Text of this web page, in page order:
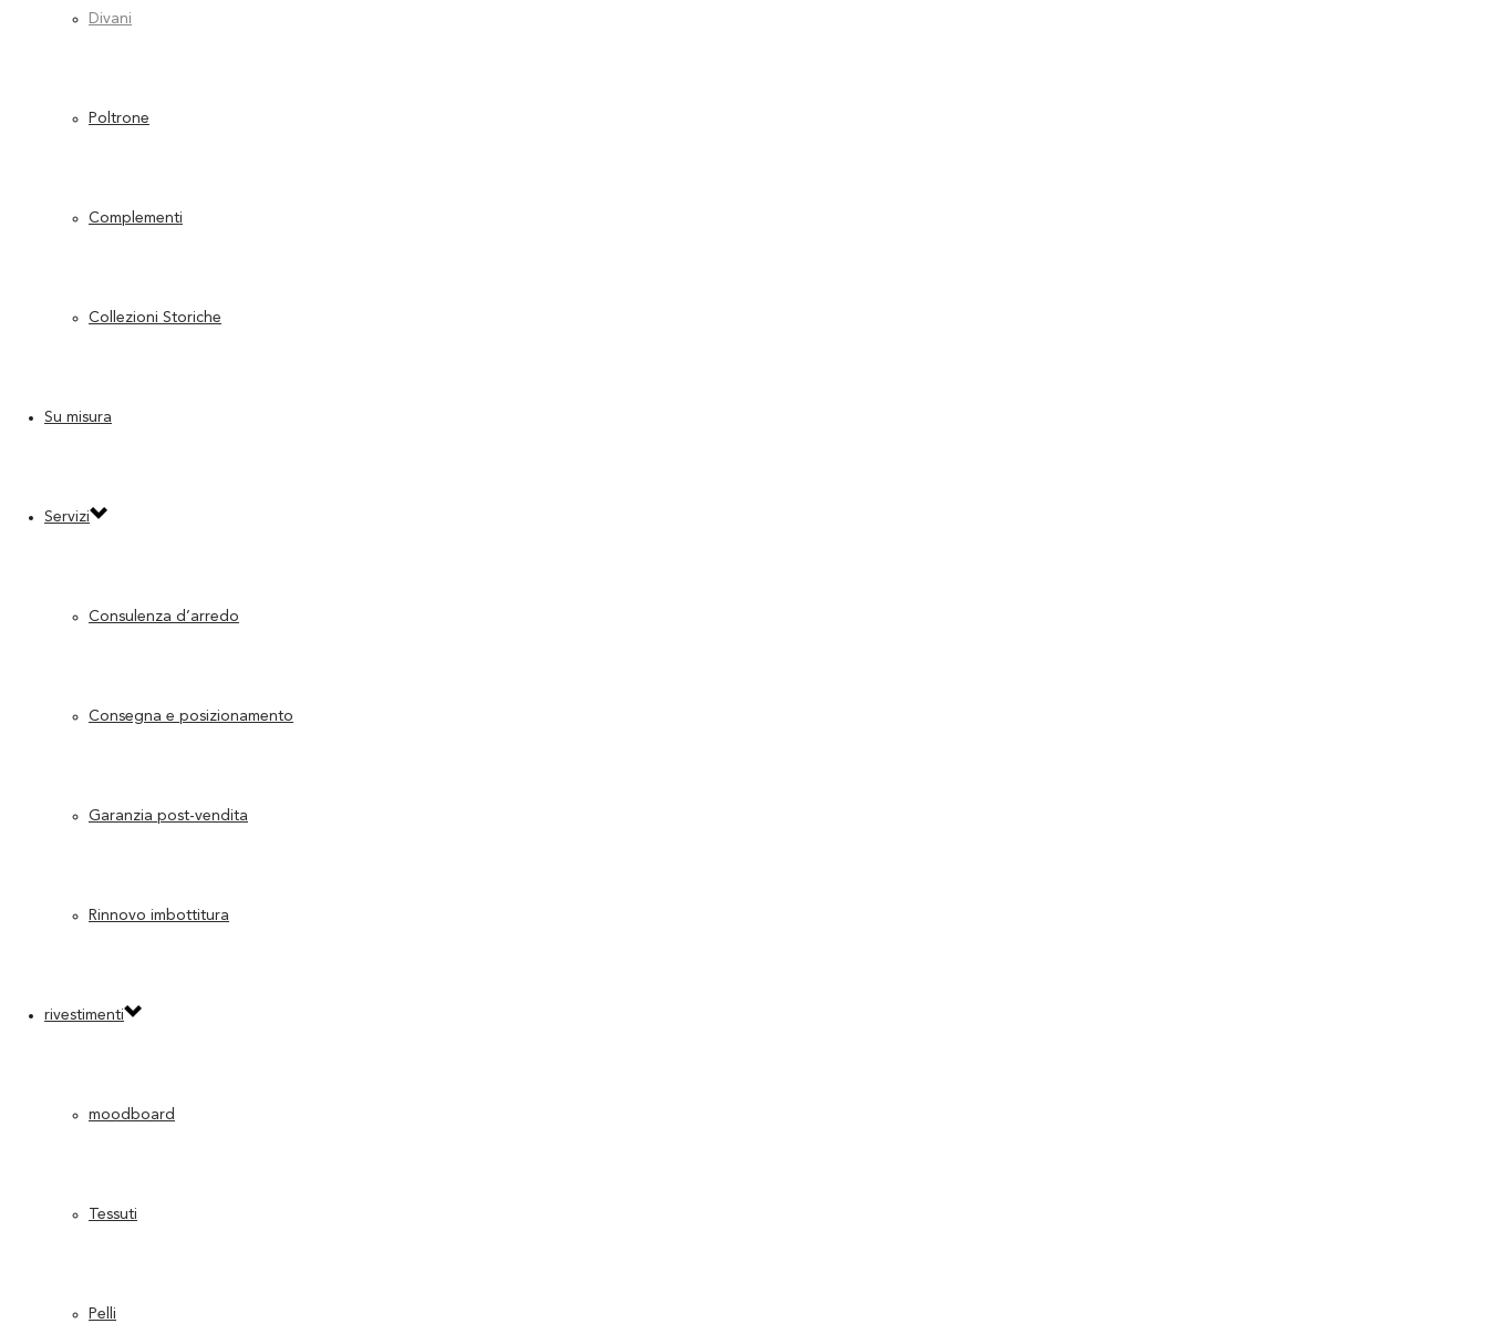
Divani
Poltrone
Complementi
Collezioni Storiche
Su misura
Servizi
Consulenza d’arredo
Consegna e posizionamento
Garanzia post-vendita
Rinnovo imbottitura
rivestimenti
moodboard
Tessuti
Pelli